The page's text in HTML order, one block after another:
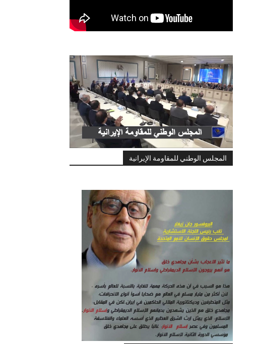
المجلس الوطني للمقاومة الإيرانية